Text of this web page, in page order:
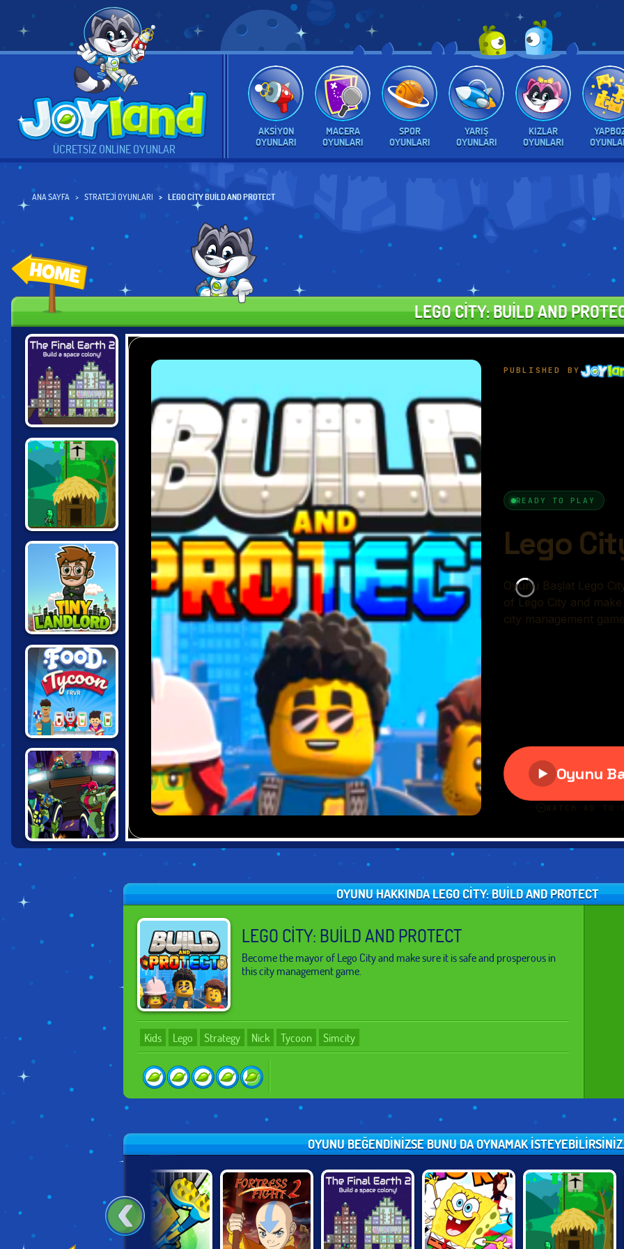
ÜCRETSIZ ONLINE OYUNLAR
AKSIYON
OYUNLARI
MACERA
OYUNLARI
SPOR
OYUNLARI
YARIŞ
OYUNLARI
KIZLAR
OYUNLARI
ANA SAYFA STRATEJI OYUNLARI LEGO CITY BUILD AND PROTECT
LEGO CITY: BUILD AND
THE FINAL
EARTH 2
A CASTLE FOR
TROLLS
TINY LANDLORD
FOOD TYCOON
FRVR
NINJA TURTLES
OYUNU HAKKINDA LEGO CITY: BUILD AND PROTECT
LEGO CITY: BUILD AND PROTECT
Become the mayor of Lego City and make sure it is safe and prosperous in
this city management game.
Kids Lego Strategy Nick Tycoon Simcity
OYUNU BEĞENDINIZSE BUNU DA OYNAMAK